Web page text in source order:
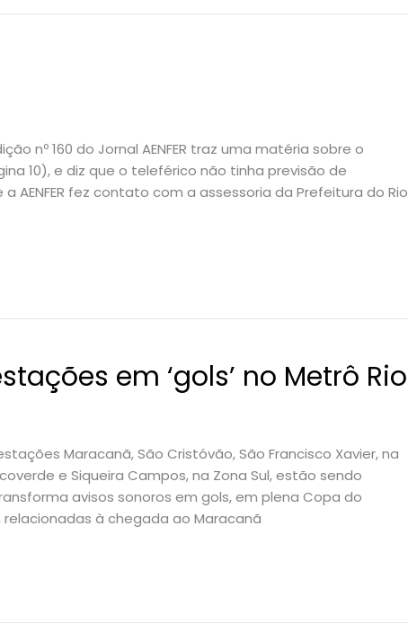
nº 160 do Jornal AENFER traz uma matéria sobre o
10), e diz que o teleférico não tinha previsão de
AENFER fez contato com a assessoria da Prefeitura do Rio
em ‘gols’ no Metrô Rio
Maracanã, São Cristóvão, São Francisco Xavier, na
e Siqueira Campos, na Zona Sul, estão sendo
avisos sonoros em gols, em plena Copa do
à chegada ao Maracanã